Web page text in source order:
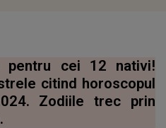
pentru cei 12 nativi!
citind horoscopul
Zodiile trec prin